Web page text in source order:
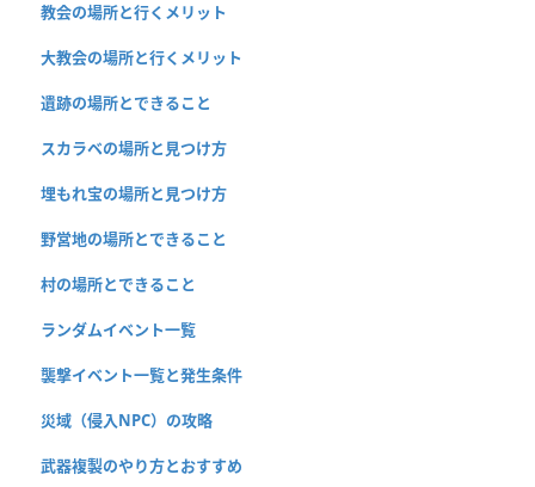
教会の場所と行くメリット
大教会の場所と行くメリット
遺跡の場所とできること
スカラベの場所と見つけ方
埋もれ宝の場所と見つけ方
野営地の場所とできること
村の場所とできること
ランダムイベント一覧
襲撃イベント一覧と発生条件
災域（侵入NPC）の攻略
武器複製のやり方とおすすめ